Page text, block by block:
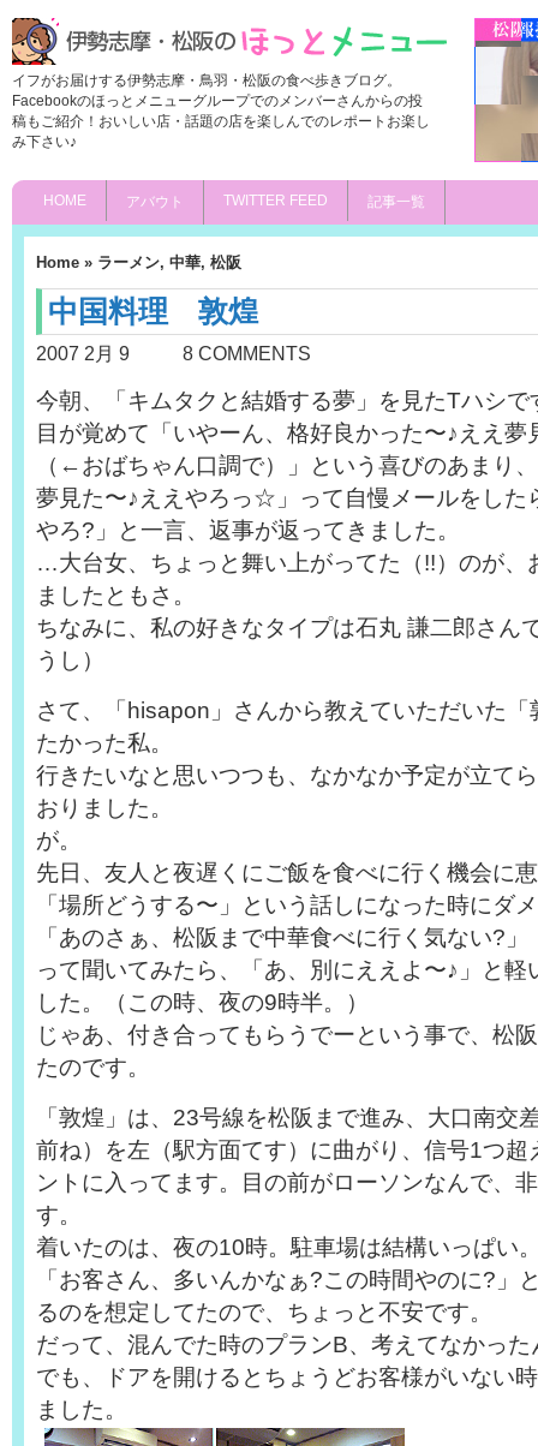
イフがお届けする伊勢志摩・鳥羽・松阪の食べ歩きブログ。
Facebookのほっとメニューグループでのメンバーさんからの投
稿もご紹介！おいしい店・話題の店を楽しんでのレポートお楽し
み下さい♪
HOME アバウト TWITTER FEED 記事一覧
Home » ラーメン, 中華, 松阪
中国料理 敦煌
2007 2月 9 8 COMMENTS
今朝、「キムタクと結婚する夢」を見たTハシ
目が覚めて「いやーん、格好良かった〜♪ええ夢
（←おばちゃん口調で）」という喜びのあまり
夢見た〜♪ええやろっ☆」って自慢メールをした
やろ?」と一言、返事が返ってきました。
…大台女、ちょっと舞い上がってた（!!）のが、
ましたともさ。
ちなみに、私の好きなタイプは石丸 謙二郎さん
うし）
さて、「hisapon」さんから教えていただいた
たかった私。
行きたいなと思いつつも、なかなか予定が立て
おりました。
が。
先日、友人と夜遅くにご飯を食べに行く機会に
「場所どうする〜」という話しになった時にダ
「あのさぁ、松阪まで中華食べに行く気ない?」
って聞いてみたら、「あ、別にええよ〜♪」と軽
した。（この時、夜の9時半。）
じゃあ、付き合ってもらうでーという事で、松
たのです。
「敦煌」は、23号線を松阪まで進み、大口南交
前ね）を左（駅方面てす）に曲がり、信号1つ超
ントに入ってます。目の前がローソンなんで、
す。
着いたのは、夜の10時。駐車場は結構いっぱい
「お客さん、多いんかなぁ?この時間やのに?」
るのを想定してたので、ちょっと不安です。
だって、混んでた時のプランB、考えてなかった
でも、ドアを開けるとちょうどお客様がいない
ました。